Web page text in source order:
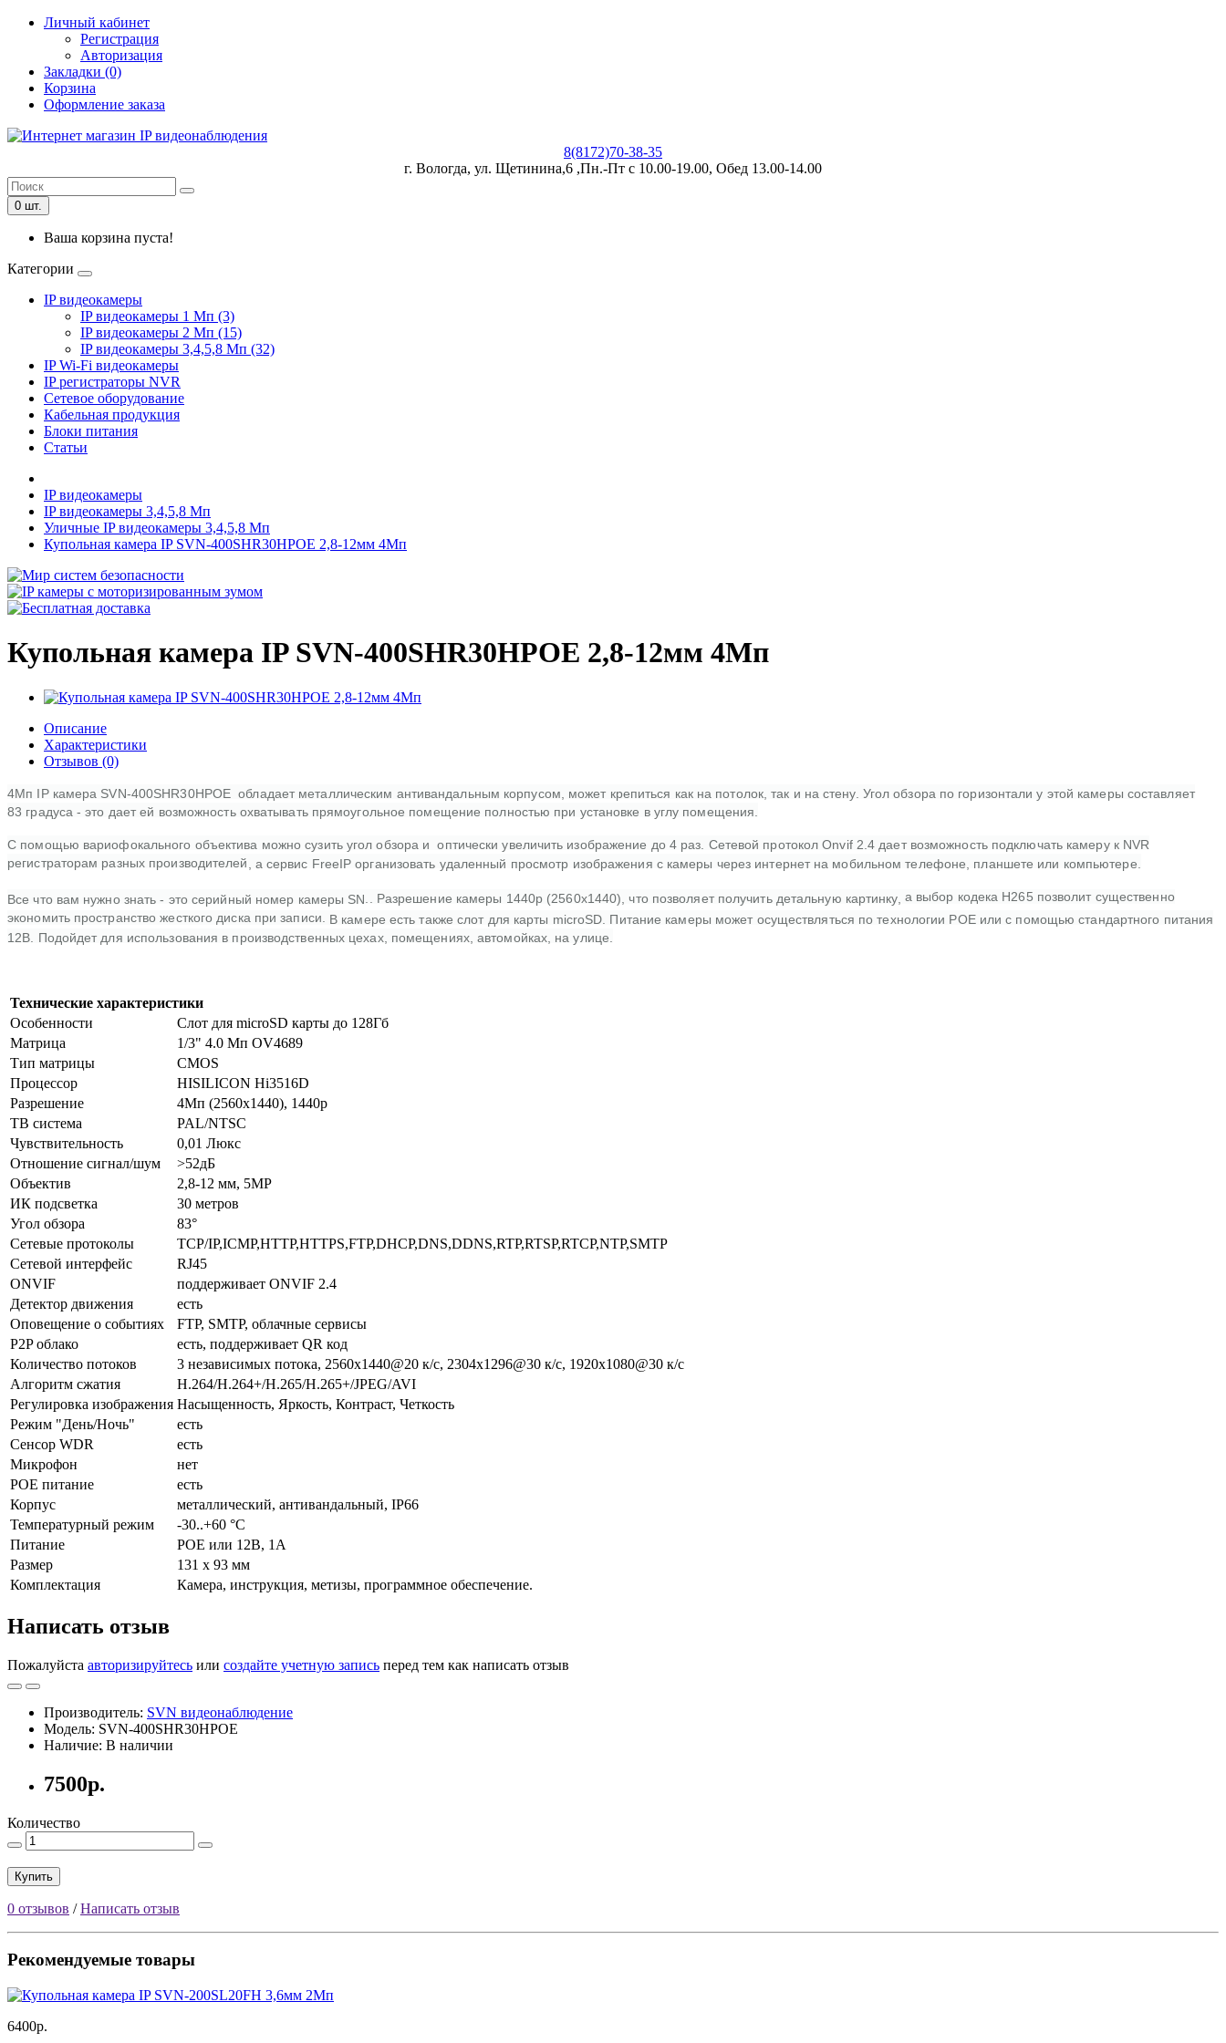
Личный кабинет
Регистрация
Авторизация
Закладки (0)
Корзина
Оформление заказа
8(8172)70-38-35
г. Вологда, ул. Щетинина,6 ,Пн.-Пт с 10.00-19.00, Обед 13.00-14.00
0 шт.
Ваша корзина пуста!
Категории
IP видеокамеры
IP видеокамеры 1 Мп (3)
IP видеокамеры 2 Мп (15)
IP видеокамеры 3,4,5,8 Мп (32)
IP Wi-Fi видеокамеры
IP регистраторы NVR
Сетевое оборудование
Кабельная продукция
Блоки питания
Статьи
IP видеокамеры
IP видеокамеры 3,4,5,8 Мп
Уличные IP видеокамеры 3,4,5,8 Мп
Купольная камера IP SVN-400SHR30HPOE 2,8-12мм 4Мп
Купольная камера IP SVN-400SHR30HPOE 2,8-12мм 4Мп
Описание
Характеристики
Отзывов (0)
4Мп IP камера SVN-400SHR30HPOE обладает металлическим антивандальным корпусом, может крепиться как на потолок, так и на стену. Угол обзора по горизонтали у этой камеры составляет
83 градуса - это дает ей возможность охватывать прямоугольное помещение полностью при установке в углу помещения.
С помощью вариофокального объектива можно сузить угол обзора и оптически увеличить изображение до 4 раз. Сетевой протокол Onvif 2.4 дает возможность подключать камеру к NVR
регистраторам разных производителей , а сервис FreeIP организовать удаленный просмотр изображения с камеры через интернет на мобильном телефоне, планшете или компьютере.
Все что вам нужно знать - это серийный номер камеры SN .. Разрешение камеры 1440p (2560x1440), что позволяет получить детальную картинку, а выбор кодека H265 позволит существенно
экономить пространство жесткого диска при записи. В камере есть также слот для карты microSD. Питание камеры может осуществляться по технологии POE или с помощью стандартного питания
12В. Подойдет для использования в производственных цехах, помещениях, автомойках, на улице.
Технические характеристики
Особенности
Слот для microSD карты до 128Гб
Матрица
1/3" 4.0 Мп OV4689
Тип матрицы
CMOS
Процессор
HISILICON Hi3516D
Разрешение
4Мп (2560х1440), 1440p
ТВ система
PAL/NTSC
Чувствительность
0,01 Люкс
Отношение сигнал/шум
>52дБ
Объектив
2,8-12 мм, 5MP
ИК подсветка
30 метров
Угол обзора
83°
Сетевые протоколы
TCP/IP,ICMP,HTTP,HTTPS,FTP,DHCP,DNS,DDNS,RTP,RTSP,RTCP,NTP,SMTP
Сетевой интерфейс
RJ45
ONVIF
поддерживает ONVIF 2.4
Детектор движения
есть
Оповещение о событиях
FTP, SMTP, облачные сервисы
P2P облако
есть, поддерживает QR код
Количество потоков
3 независимых потока, 2560х1440@20 к/с, 2304х1296@30 к/с, 1920х1080@30 к/с
Алгоритм сжатия
H.264/H.264+/H.265/H.265+/JPEG/AVI
Регулировка изображения Насыщенность, Яркость, Контраст, Четкость
Режим "День/Ночь"
есть
Сенсор WDR
есть
Микрофон
нет
POE питание
есть
Корпус
металлический, антивандальный, IP66
Температурный режим
-30..+60 °С
Питание
POE или 12В, 1А
Размер
131 x 93 мм
Комплектация
Камера, инструкция, метизы, программное обеспечение.
Написать отзыв
Пожалуйста авторизируйтесь или создайте учетную запись перед тем как написать отзыв
Производитель: SVN видеонаблюдение
Модель: SVN-400SHR30HPOE
Наличие: В наличии
7500р.
Количество
Купить
0 отзывов /Написать отзыв
Рекомендуемые товары
6400р.